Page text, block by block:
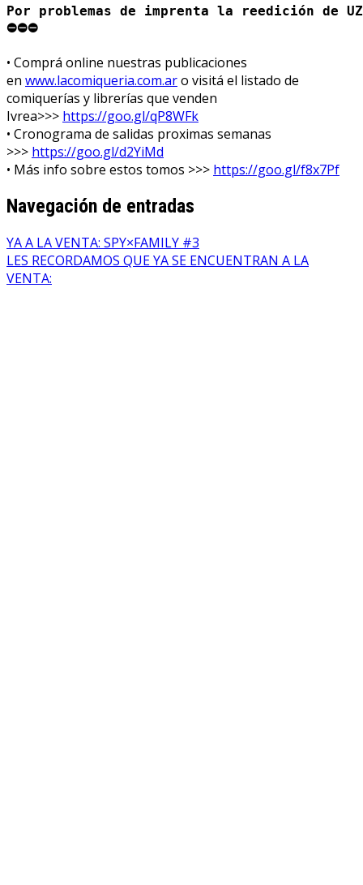
Por problemas de imprenta la reedición de
⛔⛔⛔
• Comprá online nuestras publicaciones
en www.lacomiqueria.com.aro visitá el listado de
comiquerías y librerías que venden
Ivrea>>> https://goo.gl/qP8WFk
• Cronograma de salidas proximas semanas
>>> https://goo.gl/d2YiMd
• Más info sobre estos tomos >>> https://goo.gl/f8x7Pf
Navegación de entradas
YA A LA VENTA: SPY×FAMILY #3
LES RECORDAMOS QUE YA SE ENCUENTRAN A LA
VENTA: